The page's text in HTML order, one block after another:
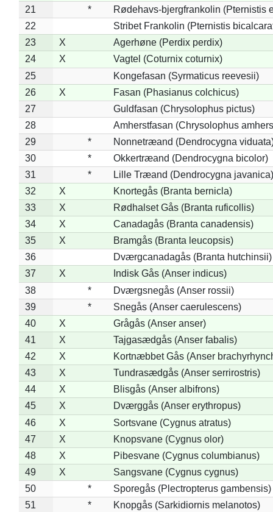
21
*
Rødehavs-bjergfrankolin (Pternistis
22
Stribet Frankolin (Pternistis
23
X
Agerhøne (Perdix perdix)
24
X
Vagtel (Coturnix coturnix)
25
Kongefasan (Syrmaticus reevesii)
26
X
Fasan (Phasianus colchicus)
27
Guldfasan (Chrysolophus pictus)
28
Amherstfasan (Chrysolophus
29
*
Nonnetræand (Dendrocygna
30
*
Okkertræand (Dendrocygna bicolor)
31
*
Lille Træand (Dendrocygna javanica)
32
X
Knortegås (Branta bernicla)
33
X
Rødhalset Gås (Branta ruficollis)
34
X
Canadagås (Branta canadensis)
35
X
Bramgås (Branta leucopsis)
36
Dværgcanadagås (Branta hutchinsii)
37
X
Indisk Gås (Anser indicus)
38
*
Dværgsnegås (Anser rossii)
39
*
Snegås (Anser caerulescens)
40
X
Grågås (Anser anser)
41
X
Tajgasædgås (Anser fabalis)
42
X
Kortnæbbet Gås (Anser
43
X
Tundrasædgås (Anser serrirostris)
44
X
Blisgås (Anser albifrons)
45
X
Dværggås (Anser erythropus)
46
X
Sortsvane (Cygnus atratus)
47
X
Knopsvane (Cygnus olor)
48
X
Pibesvane (Cygnus columbianus)
49
X
Sangsvane (Cygnus cygnus)
50
*
Sporegås (Plectropterus gambensis)
51
*
Knopgås (Sarkidiornis melanotos)